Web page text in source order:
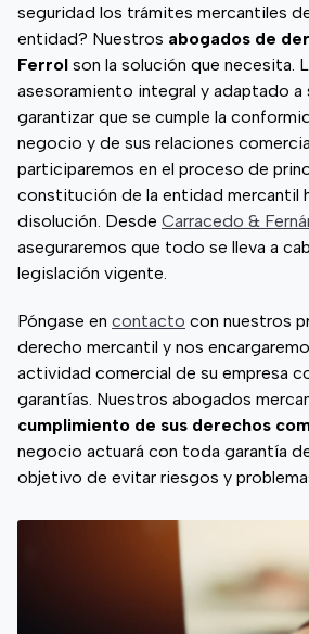
seguridad los trámites mercantiles
entidad? Nuestros abogados de
Ferrol son la solución que necesita.
asesoramiento integral y adaptado a
garantizar que se cumple la
negocio y de sus relaciones
participaremos en el proceso de
constitución de la entidad mercantil
disolución. Desde Carracedo &
aseguraremos que todo se lleva a
legislación vigente.
Póngase en contacto con nuestros
derecho mercantil y nos
actividad comercial de su empresa
garantías. Nuestros abogados
cumplimiento de sus derechos
negocio actuará con toda garantía
objetivo de evitar riesgos y